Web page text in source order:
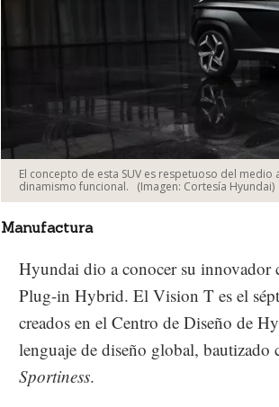
El concepto de esta SUV es respetuoso del
dinamismo funcional.
(Imagen: Cortesía Hyundai)
Manufactura
Hyundai dio a conocer su
Plug-in Hybrid. El Vision T es el
creados en el Centro de Diseño de
lenguaje de diseño global, bautizado
Sportiness.